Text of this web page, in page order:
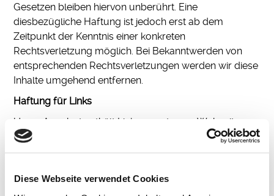
Diese Webseite verwendet Cookies
Gesetzen bleiben hiervon unberührt. Eine
diesbezügliche Haftung ist jedoch erst ab dem
Zeitpunkt der Kenntnis einer konkreten
Rechtsverletzung möglich. Bei Bekanntwerden von
entsprechenden Rechtsverletzungen werden wir diese
Inhalte umgehend entfernen.
Haftung für Links
Unser Angebot enthält Links zu externen Webseiten
Dritter, auf deren Inhalte wir keinen Einfluss haben.
Deshalb können wir für diese fremden Inhalte auch
verlinkten Seiten ist stets der jeweilige Anbieter oder